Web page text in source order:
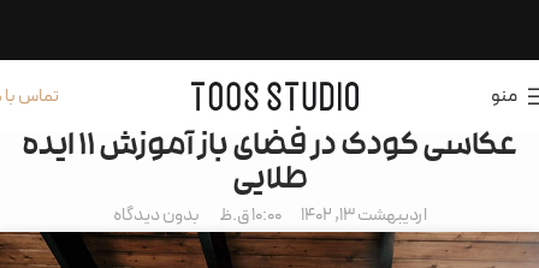
منو تماس با
عکاسی کودک در فضای باز آموزش 11 ایده
طلایی
اردیبهشت 13, 1402 10:00 ق.ظ بدون دیدگاه